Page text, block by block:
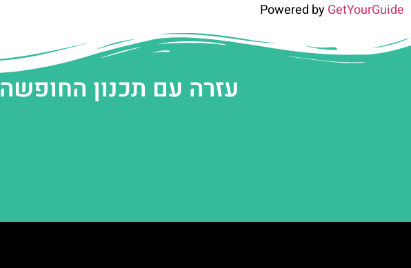
Powered byGetYourGuide
עזרה עם תכנון